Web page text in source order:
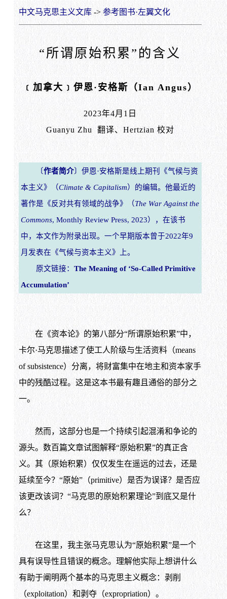
中文马克思主义文库-> 参考图书·左翼文化
“所谓原始积累”的含义
﹝加拿大﹞伊恩·安格斯（Ian Angus）
2023年4月1日
Guanyu Zhu 翻译、Hertzian 校对
〔作者简介〕伊恩·安格斯是线上期刊《气候与资
本主义》（Climate & Capitalism）的编辑。他最近的
著作是《反对共有领域的战争》（The War Against the
Commons, Monthly Review Press, 2023），在该书
中，本文作为附录出现。一个早期版本曾于2022年9
月发表在《气候与资本主义》上。
原文链接： The Meaning of ‘So-Called Primitive
Accumulation’
在《资本论》的第八部分“所谓原始积累”中，
卡尔·马克思描述了使工人阶级与生活资料（means
of subsistence）分离，将财富集中在地主和资本家手
中的残酷过程。这是这本书最有趣且通俗的部分之
一。
然而，这部分也是一个持续引起混淆和争论的
源头。数百篇文章试图解释“原始积累”的真正含
义。其（原始积累）仅仅发生在遥远的过去，还是
延续至今？“原始”（primitive）是否为误译？是否应
该更改该词？“马克思的原始积累理论”到底又是什
么？
在这里，我主张马克思认为“原始积累”是一个
具有误导性且错误的概念。理解他实际上想讲什么
有助于阐明两个基本的马克思主义概念：剥削
（exploitation）和剥夺（expropriation）。